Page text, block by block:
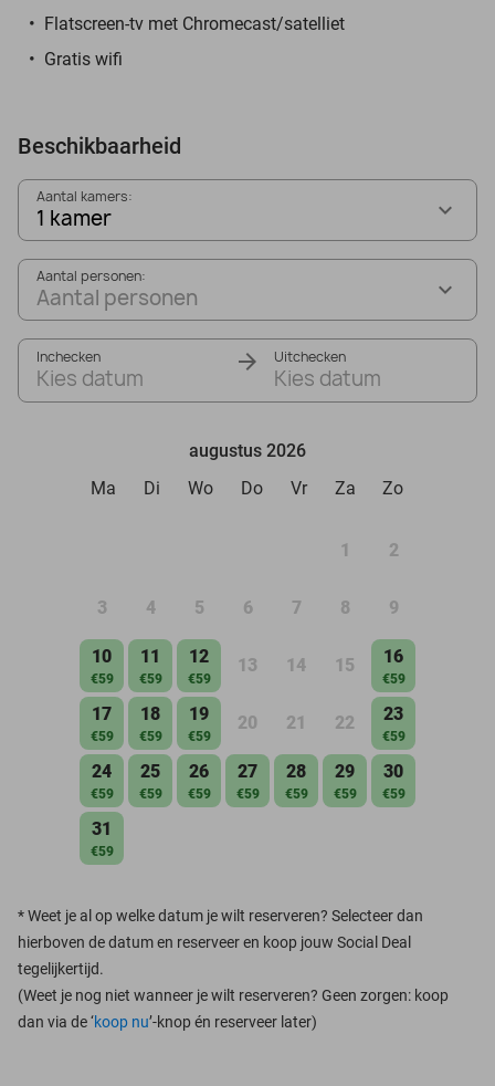
Flatscreen-tv met Chromecast/satelliet
Gratis wifi
Beschikbaarheid
Aantal kamers:
1 kamer
Aantal personen:
Aantal personen
Inchecken
Kies datum
Uitchecken
Kies datum
augustus 2026
Ma
Di Wo Do Vr Za Zo
1 2
3 4 5 6 7 8 9
10
€59
11
€59
12
€59
13 14 15 16
€59
17
€59
18
€59
19
€59
20 21 22 23
€59
24
€59
25
€59
26
€59
27
€59
28
€59
29
€59
30
€59
31
€59
*Weet je al op welke datum je wilt reserveren? Selecteer dan
hierboven de datum en reserveer en koop jouw Social Deal
tegelijkertijd.
(Weet je nog niet wanneer je wilt reserveren? Geen zorgen: koop
dan via de ‘koop nu’-knop én reserveer later)